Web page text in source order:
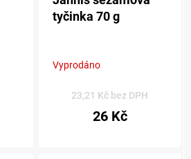
tyčinka 70 g
Vyprodáno
23,21 Kč bez DPH
26 Kč